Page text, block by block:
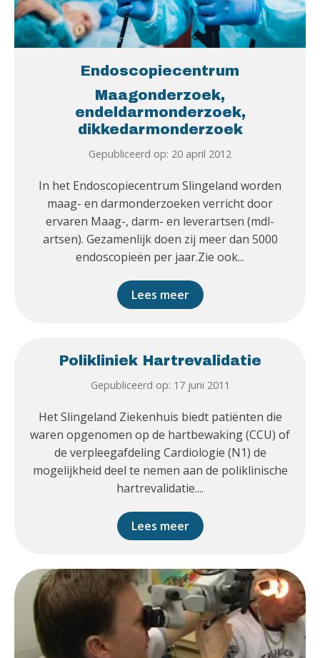
Endoscopiecentrum
Maagonderzoek,
endeldarmonderzoek,
dikkedarmonderzoek
Gepubliceerd op: 20 april 2012
In het Endoscopiecentrum Slingeland worden
maag- en darmonderzoeken verricht door
ervaren Maag-, darm- en leverartsen (mdl-
artsen). Gezamenlijk doen zij meer dan 5000
endoscopieën per jaar.Zie ook...
Lees meer
Polikliniek Hartrevalidatie
Gepubliceerd op: 17 juni 2011
Het Slingeland Ziekenhuis biedt patiënten die
waren opgenomen op de hartbewaking (CCU) of
de verpleegafdeling Cardiologie (N1) de
mogelijkheid deel te nemen aan de poliklinische
hartrevalidatie....
Lees meer